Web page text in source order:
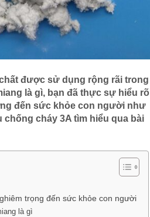
được sử dụng rộng rãi trong
là gì, bạn đã thực sự hiểu rõ
đến sức khỏe con người như
chống cháy 3A tìm hiểu qua bài
trọng đến sức khỏe con người
là gì